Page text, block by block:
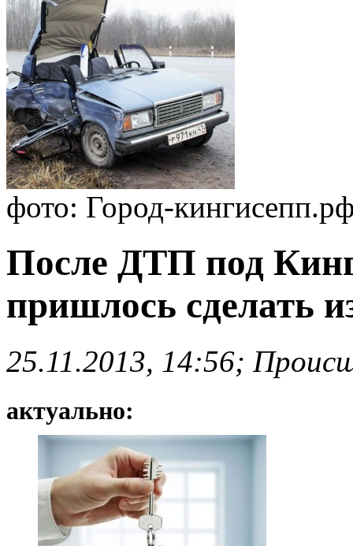
фото: Город-
После ДТП под
пришлось сделать
25.11.2013, 14:56;
актуально: